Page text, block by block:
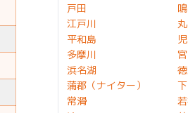
戸田
江戸川
平和島
多摩川
浜名湖
蒲郡（ナイター）
常滑